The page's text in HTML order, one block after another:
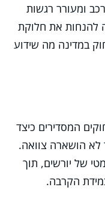
ומעורר רגשות
להנחות את חלוקת
במדינה מה שידוע
המסדירים כיצד
הושארה צוואה.
של יורשים, תוך
הקרבה.